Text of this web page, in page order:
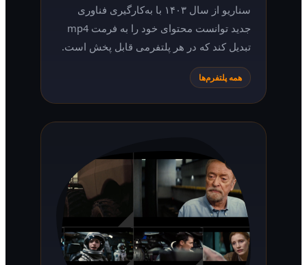
سناریو از سال ۱۴۰۳ با به‌کارگیری فناوری
جدید توانست محتوای خود را به فرمت mp4
تبدیل کند که در هر پلتفرمی قابل پخش است.
همه پلتفرم‌ها